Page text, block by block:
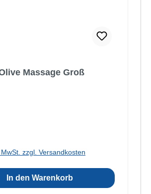
Massage Groß
Preis:
zzgl. Versandkosten
In den Warenkorb